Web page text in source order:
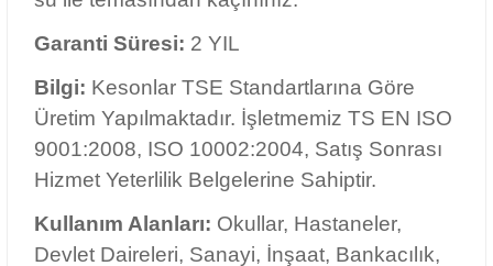
Avmler, Fabrikalar, Askeriye, Otomotiv,
Eczaneler, Kimya, Loboratuvar, Gıda, Tarım
Taşımacılık, Ambalaj, Makina, Lojistik,
Tekstil, Elektronik, Turizm, Perakende,
Madecilik, Marketler, İmalat, Üretim,
İşletmeler, v.b.